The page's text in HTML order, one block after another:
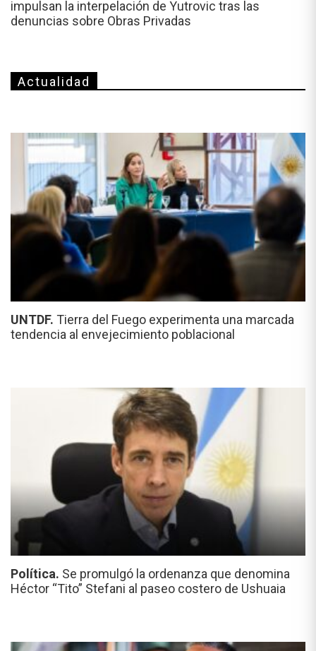
impulsan la interpelación de Yutrovic tras las
denuncias sobre Obras Privadas
Actualidad
UNTDF. Tierra del Fuego experimenta una marcada
tendencia al envejecimiento poblacional
Política. Se promulgó la ordenanza que denomina
Héctor “Tito” Stefani al paseo costero de Ushuaia